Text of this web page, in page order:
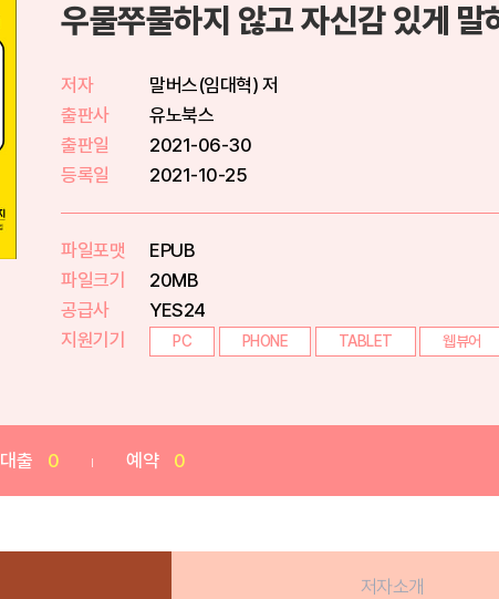
우물쭈물하지 않고 자신감 있게 말
저자
말버스(임대혁) 저
출판사
유노북스
출판일
2021-06-30
등록일
2021-10-25
파일포맷
EPUB
파일크기
20MB
공급사
YES24
지원기기
PC PHONE TABLET 웹뷰어
대출 0 예약 0
저자소개